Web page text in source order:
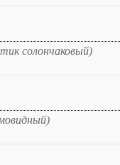
солончаковый)